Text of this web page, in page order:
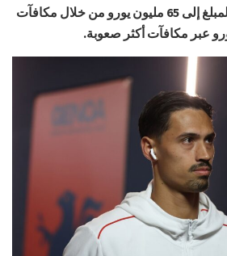
ثابتة، مع إمكانية ارتفاع المبلغ إلى 65 مليون يورو من خلال مكافآت